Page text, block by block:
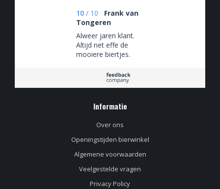
10 / 10
Frank van
Tongeren
Alweer jaren klant.
Altijd net effe de
mooiere biertjes.
Informatie
Over ons
Openingstijden bierwinkel
Algemene voorwaarden
Veelgestelde vragen
Privacy Policy